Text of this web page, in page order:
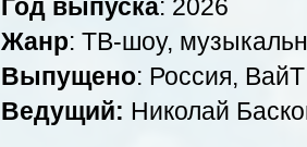
Год выпуска: 2026
Жанр: ТВ-шоу,
Выпущено: Россия,
Ведущий: Николай